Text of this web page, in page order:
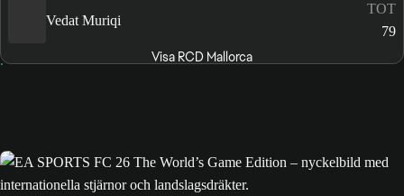
Vedat Muriqi
TOT
79
Visa RCD Mallorca